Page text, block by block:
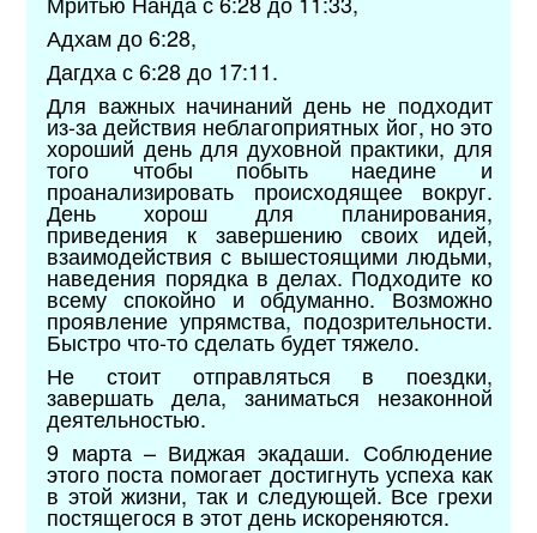
Адхам до 6:28,
Дагдха с 6:28 до 17:11.
Для важных начинаний день не подходит
из-за действия неблагоприятных йог, но это
хороший день для духовной практики, для
того чтобы побыть наедине и
проанализировать происходящее вокруг.
День хорош для планирования,
приведения к завершению своих идей,
взаимодействия с вышестоящими людьми,
наведения порядка в делах. Подходите ко
всему спокойно и обдуманно. Возможно
проявление упрямства, подозрительности.
Быстро что-то сделать будет тяжело.
Не стоит отправляться в поездки,
завершать дела, заниматься незаконной
деятельностью.
9 марта – Виджая экадаши. Соблюдение
этого поста помогает достигнуть успеха как
в этой жизни, так и следующей. Все грехи
постящегося в этот день искореняются.